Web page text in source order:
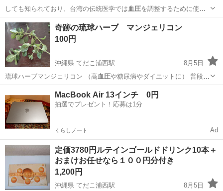
しても知られており、台湾の伝統医学では血圧を調整するために使用
されることもありま…
東京 調布市 柴崎駅 家庭用品 アロマティカス
奇跡の琉球ハーブ マンジェリコン
100円
沖縄県 てだこ浦西駅
8月5日
琉球ハーブマンジェリコン （高血圧や糖尿病やダイエットに） 普段は
喜友…
宜野湾市 てだこ浦西駅 食品 マンジェリコン
MacBook Air 13インチ 0円
抽選でプレゼント！応募は1分
くらしノート Ad
定価3780円ルテインゴールドドリンク10本＋
おまけお任せなら１００円分付き
1,200円
沖縄県 てだこ浦西駅
8月5日